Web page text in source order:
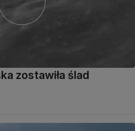
zostawiła ślad